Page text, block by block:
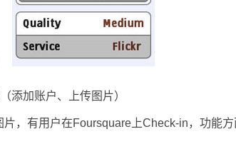
添加账户、上传图片）
，有用户在Foursquare上Check-in，功能方